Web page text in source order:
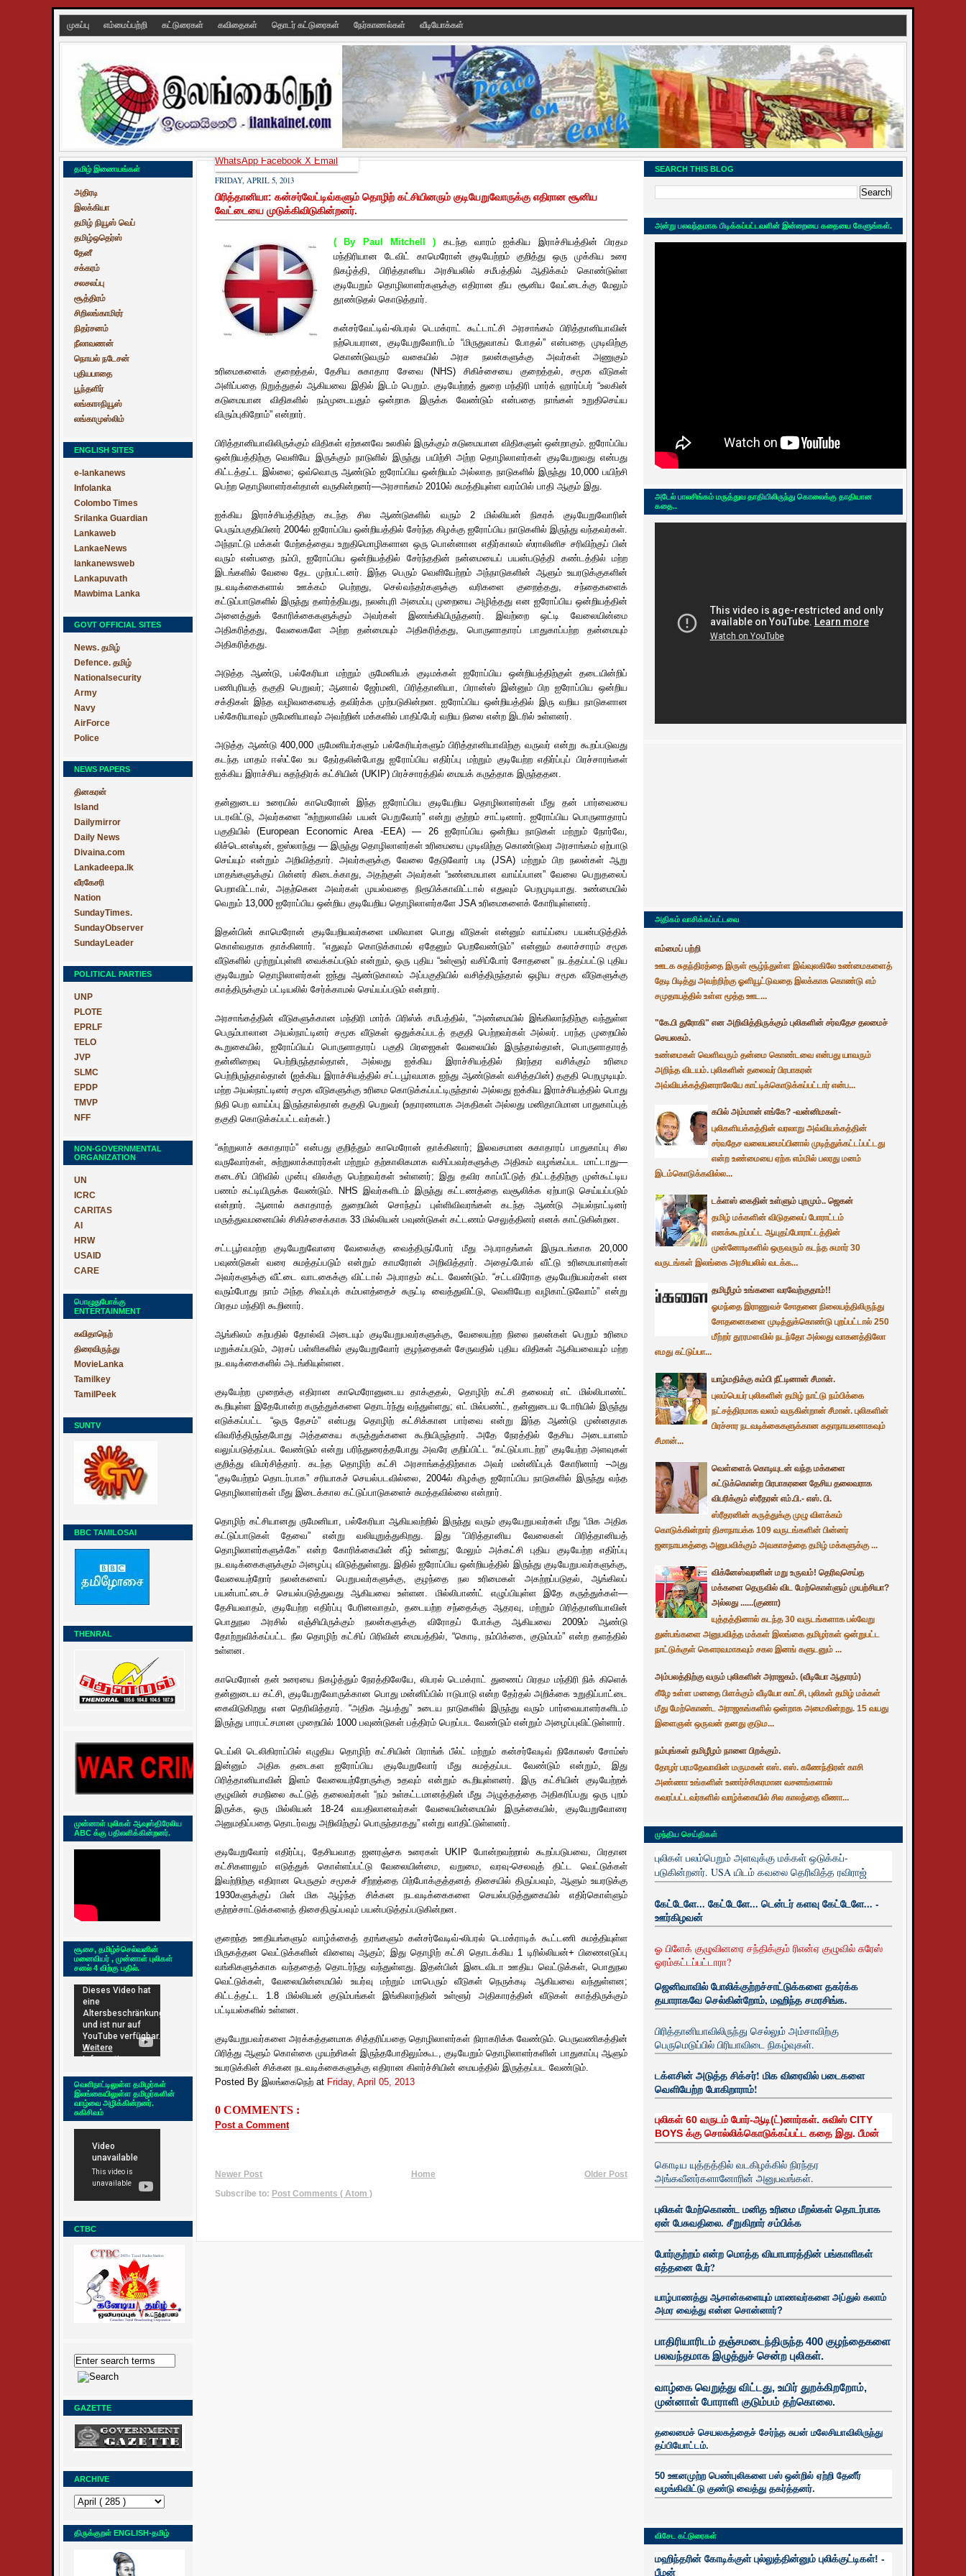
முகப்பு எம்மைப்பற்றி கட்டுரைகள் கவிதைகள் தொடர் கட்டுரைகள் நேர்காணல்கள் வீடியோக்கள்
தமிழ் இணையங்கள்
அதிரடி
இலக்கியா
தமிழ் நியூஸ் வெப்
தமிழ்ஒதெர்ஸ்
தேனீ
சக்கரம்
சலசலப்பு
சூத்திரம்
சிறிலங்காமிரர்
நிதர்சனம்
நீலாவணன்
நொயல் நடேசன்
புதியபாதை
பூந்தளிர்
லங்காஈநியூஸ்
லங்காமுஸ்லிம்
ENGLISH SITES
e-lankanews
Infolanka
Colombo Times
Srilanka Guardian
Lankaweb
LankaeNews
lankanewsweb
Lankapuvath
Mawbima Lanka
GOVT OFFICIAL SITES
News. தமிழ்
Defence. தமிழ்
Nationalsecurity
Army
Navy
AirForce
Police
NEWS PAPERS
தினகரன்
Island
Dailymirror
Daily News
Divaina.com
Lankadeepa.lk
வீரகேசரி
Nation
SundayTimes.
SundayObserver
SundayLeader
POLITICAL PARTIES
UNP
PLOTE
EPRLF
TELO
JVP
SLMC
EPDP
TMVP
NFF
NON-GOVERNMENTAL
ORGANIZATION
UN
ICRC
CARITAS
AI
HRW
USAID
CARE
பொழுதுபோக்கு
ENTERTAINMENT
கவிதாநெற்
திரைவிருந்து
MovieLanka
Tamilkey
TamilPeek
SUNTV
BBC TAMILOSAI
THENRAL
முன்னாள் புலிகள் ஆவுஸ்திரேலிய
ABC க்கு பதிலளிக்கின்றனர்.
சூசை, தமிழ்ச்செல்வனின்
மனைவியர் , முன்னாள் புலிகள்
சனல் 4 விற்கு பதில்.
வெளிநாட்டிலுள்ள தமிழர்கள்
இலங்கையிலுள்ள தமிழர்களின்
வாழ்வை அழிக்கின்றனர்.
சுகிசிவம்
CTBC
GAZETTE
ARCHIVE
திருக்குறள் ENGLISH-தமிழ்
FRIDAY, APRIL 5, 2013
பிரித்தானியா: கன்சர்வேட்டிவ்களும் தொழிற் கட்சியினரும் குடியேறுவோருக்கு எதிரான சூனிய
வேட்டையை முடுக்கிவிடுகின்றனர்.
( By Paul Mitchell ) கடந்த வாரம் ஐக்கிய இராச்சியத்தின் பிரதம
மந்திரியான டேவிட் காமெரோன் குடியேற்றம் குறித்து ஒரு முக்கிய உரை
நிகழ்த்தி, பிரித்தானிய அரசியலில் சமீபத்தில் ஆதிக்கம் கொண்டுள்ள
குடியேறும் தொழிலாளர்களுக்கு எதிரான தீய சூனிய வேட்டைக்கு மேலும்
தூண்டுதல் கொடுத்தார்.
கன்சர்வேட்டிவ்-லிபரல் டெமக்ராட் கூட்டாட்சி அரசாங்கம் பிரித்தானியாவின்
நற்பெயரான, குடியேறுவோரிடம் “மிருதுவாகப் போதல்” என்பதை முடிவிற்கு
கொண்டுவரும் வகையில் அரச நலன்களுக்கு அவர்கள் அணுகும்
உரிமைகளைக் குறைத்தல், தேசிய சுகாதார சேவை (NHS) சிகிச்சையை குறைத்தல், சமூக வீடுகள்
அளிப்பதை நிறுத்துதல் ஆகியவை இதில் இடம் பெறும். குடியேற்றத் துறை மந்திரி மார்க் ஹார்ப்பர் “உலகின்
கடுமையான விதிகளில் நம்முடையதும் ஒன்றாக இருக்க வேண்டும் என்பதை நாங்கள் உறுதிசெய்ய
விரும்புகிறோம்” என்றார்.
பிரித்தானியாவிலிருக்கும் விதிகள் ஏற்கனவே உலகில் இருக்கும் கடுமையான விதிகளுள் ஒன்றாகும். ஐரோப்பிய
ஒன்றியத்திற்கு வெளியே இருக்கும் நாடுளில் இருந்து பயிற்சி அற்ற தொழிலாளர்கள் குடியேறுவது என்பது
கிட்டத்தட்ட இல்லை; ஒவ்வொரு ஆண்டும் ஐரோப்பிய ஒன்றியம் அல்லாத நாடுகளில் இருந்து 10,000 பயிற்சி
பெற்ற தொழிலாளர்கள்தான் வருகின்றனர்—அரசாங்கம் 2010ல் சுமத்தியுள்ள வரம்பில் பாதி ஆகும் இது.
ஐக்கிய இராச்சியத்திற்கு கடந்த சில ஆண்டுகளில் வரும் 2 மில்லியன் நிகரக் குடியேறுவோரின்
பெரும்பகுதியினர் 2004ல் ஐரோப்பிய ஒன்றியத்தில் சேர்ந்த கிழக்கு ஐரோப்பிய நாடுகளில் இருந்து வந்தவர்கள்.
அந்நாட்டு மக்கள் மேற்கத்தைய உறுதிமொழிகளான ஒரு பொன்னான எதிர்காலம் ஸ்ராலினிச சரிவிற்குப் பின்
வரும் என்பதை நம்பி, ஐரோப்பிய ஒன்றியத்தில் சேர்ந்ததின் நன்மையைப் பயன்படுத்தி கண்டத்தில் மற்ற
இடங்களில் வேலை தேட முற்பட்டனர். இந்த பெரும் வெளியேற்றம் அந்நாடுகளின் ஆளும் உயரடுக்குகளின்
நடவடிக்கைகளால் ஊக்கம் பெற்றது, செல்வந்தர்களுக்கு வரிகளை குறைத்தது, சந்தைகளைக்
கட்டுப்பாடுகளில் இருந்து தளர்த்தியது, நலன்புரி அமைப்பு முறையை அழித்தது என ஐரோப்பிய ஒன்றியத்தின்
அனைத்துக் கோரிக்கைகளுக்கும் அவர்கள் இணங்கியிருந்தனர். இவற்றை ஒட்டி வேலையின்மை
அதிகரித்தது, வேலைகளே அற்ற தன்மையும் அதிகரித்தது, பொருளாதாரப் பாதுகாப்பற்ற தன்மையும்
அதிகரித்தது.
அடுத்த ஆண்டு, பல்கேரியா மற்றும் ருமேனியக் குடிமக்கள் ஐரோப்பிய ஒன்றியத்திற்குள் தடையின்றிப்
பணிபுரியத் தகுதி பெறுவர்; ஆனால் ஜேர்மனி, பிரித்தானியா, பிரான்ஸ் இன்னும் பிற ஐரோப்பிய ஒன்றிய
சக்திகள் இந்த வழிவகையைத் தவிர்க்க முற்படுகின்றன. ஐரோப்பிய ஒன்றியத்தில் இரு வறிய நாடுகளான
பல்கேரியாவும் ருமேனியாவும் அவற்றின் மக்களில் பாதிப்பேர் வறிய நிலை என்ற இடரில் உள்ளனர்.
அடுத்த ஆண்டு 400,000 ருமேனியர்களும் பல்கேரியர்களும் பிரித்தானியாவிற்கு வருவர் என்று கூறப்படுவது
கடந்த மாதம் ஈஸ்ட்லே உப தேர்தலின்போது ஐரோப்பிய எதிர்ப்பு மற்றும் குடியேற்ற எதிர்ப்புப் பிரச்சாரங்கள்
ஐக்கிய இராச்சிய சுதந்திரக் கட்சியின் (UKIP) பிரச்சாரத்தில் மையக் கருத்தாக இருந்ததன.
தன்னுடைய உரையில் காமெரோன் இந்த ஐரோப்பிய குடியேறிய தொழிலாளர்கள் மீது தன் பார்வையை
படரவிட்டு, அவர்களை “சுற்றுலாவில் பயன் பெறுவோர்” என்று குற்றம் சாட்டினார். ஐரோப்பிய பொருளாதாரப்
பகுதியில் (European Economic Area -EEA) — 26 ஐரோப்பிய ஒன்றிய நாடுகள் மற்றும் நோர்வே,
லிச்டெனஸ்டின், ஐஸ்லாந்து — இருந்து தொழிலாளர்கள் உரிமையை முடிவிற்கு கொண்டுவர அரசாங்கம் ஏற்பாடு
செய்யும் என்றும் அறிவித்தார். அவர்களுக்கு வேலை தேடுவோர் படி (JSA) மற்றும் பிற நலன்கள் ஆறு
மாதங்களுக்குப் பின்னர் கிடைக்காது, அதற்குள் அவர்கள் “உண்மையான வாய்ப்பான” வேலை பெறுதலைப்
பெறாவிட்டால், அதற்கென அவர்கள் முயல்வதை நிரூபிக்காவிட்டால் எதுவும் பெறமுடியாது. உண்மையில்
வெறும் 13,000 ஐரோப்பிய ஒன்றிய குடியேறிய தொழிலாளர்களே JSA உரிமைகளைக் கோரியுள்ளனர்.
இதன்பின் காமெரோன் குடியேறியவர்களை மலிவான பொது வீடுகள் என்னும் வாய்ப்பை பயன்படுத்திக்
கொள்வதாக தாக்கினார். “எதுவும் கொடுக்காமல் ஏதேனும் பெறவேண்டும்” என்னும் கலாச்சாரம் சமூக
வீடுகளில் முற்றுப்புள்ளி வைக்கப்படும் என்றும், ஒரு புதிய “உள்ளூர் வசிப்போர் சோதனை” நடத்தப்பட்டு புதிய
குடியேறும் தொழிலாளர்கள் ஐந்து ஆண்டுகாலம் அப்பகுதியில் வசித்திருந்தால் ஒழிய சமூக வீடுகளுக்கு
காத்திருக்கும் பட்டியலில் சேர்க்காமல் செய்யப்படும் என்றார்.
அரசாங்கத்தின் வீடுகளுக்கான மந்திரி மார்க் பிரிஸ்க் சமீபத்தில், “அண்மையில் இங்கிலாந்திற்கு வந்துள்ள
பெரும்பாலான அயல்நாட்டினர் சமூக வீடுகள் ஒதுக்கப்படத் தகுதி பெற்றவர்கள் அல்லர். பரந்த முறையில்
கூறுகையில், ஐரோப்பியப் பொருளாதாரப் பகுதி பிரஜைகள் வேலையில் இருந்தால்தான், பொருளாதாரத்
தன்னிறைவு பெற்றிருந்தால்தான், அல்லது ஐக்கிய இராச்சியத்தில் நிரந்தர வசிக்கும் உரிமை
பெற்றிருந்தால்தான் (ஐக்கிய இராச்சியத்தில் சட்டபூர்வமாக ஐந்து ஆண்டுகள் வசித்தபின்) தகுதி பெறமுடியும்.
மற்ற அயல்நாட்டினர் சமூக வீடுகளுக்கு உரிமை கொடுக்கப்பட்டிருந்தால் அல்லது ஐக்கிய இராச்சியத்தில் பொது
நிதி பெற வாய்ப்பு இருந்தால்தான் தகுதி பெறுவர் (உதாரணமாக அகதிகள் அல்லது மனிதாபிமான பாதுகாப்புத்
தகுதி கொடுக்கப்பட்டவர்கள்.)
“சுற்றுலாச் சுகாதாரம்” என்பது குறித்தும் காமெரோன் தாக்கினார்; இலவசமான சுகாதாரப் பாதுகாப்பு சில
வருவோர்கள், சுற்றுலாக்காரர்கள் மற்றும் தற்காலிகமாக வசிப்பவர்களுக்கு அதிகம் வழங்கப்பட மாட்டாது—
கடைசிப் பிரிவில் முன்பு விலக்கு பெற்றவர்கள் உள்ளனர்; இது தவிர காப்பீட்டுத் திட்டத்திற்கு முன்கூட்டிய
பணம் கட்டியிருக்க வேண்டும். NHS இவர்களிடம் இருந்து கட்டணத்தை வசூலிக்க ஏற்பாடு செய்யப்படும்
என்றார். ஆனால் சுகாதாரத் துறையின் சொந்தப் புள்ளிவிவரங்கள் கடந்த ஆண்டு அயல்நாட்டினர்
மருத்துவமனையில் சிகிச்சைக்காக 33 மில்லியன் பவுண்டுகள் கட்டணம் செலுத்தினர் எனக் காட்டுகின்றன.
சட்டபூர்வமற்ற குடியேறுவோரை வேலைக்கு வைத்திருப்போர் மீது அபராதங்கள் இருமடங்காக 20,000
பவுண்டுகள் வரை சுமத்தப்படும் என்றும் காமரோன் அறிவித்தார். அதைப்போல் வீட்டு உரிமையாளர்கள்
அவர்களுக்கு வீட்டை வாடகைக்கு விட்டால் அபராதம் கட்ட வேண்டும். “சட்டவிரோத குடியேறியவர்கள் என
வரும்போது நாம் அந்த சிவப்புக் கம்பளத்தைச் சுருட்டி வைத்துவிட்டு, வெளியேற வழிகாட்டுவோம்” என்று
பிரதம மந்திரி கூறினார்.
ஆங்கிலம் கற்பதில் தோல்வி அடையும் குடியேறுபவர்களுக்கு, வேலையற்ற நிலை நலன்கள் பெறும் உரிமை
மறுக்கப்படும், அரசப் பள்ளிகளில் குடியேறுவோர் குழந்தைகள் சேருவதில் புதிய விதிகள் ஆகியவையும் மற்ற
நடவடிக்கைகளில் அடங்கியுள்ளன.
குடியேற்ற முறைக்கு எதிரான காமெரோனுடைய தாக்குதல், தொழிற் கட்சி தலைவர் எட் மில்லிபாண்ட்
கூறியுள்ள இதேபோன்ற கருத்துக்களை தொடர்ந்து வந்துள்ளது; எட் மில்பண்ட், தன்னுடைய டோரியில் இருந்து
எடுக்கப்பட்ட “ஒரு தேசம்” என்பது தொழிற் கட்சிக்கான பார்வை என்று இந்த ஆண்டு முன்னதாக
விவரித்திருந்தபோது அத்தகைய கருத்துக்களை கூறியிருந்தார். அதே நேரத்தில் தேசிய அடையாளம்
வலுப்படுத்தப்பட வேண்டும் என்று பரிந்துரைத்தபோது அவரே குறிப்பிட்ட “கட்டுப்பாடற்ற” குடியேற்ற அளவுகள்
குறித்து விமர்சித்தார். கடந்த தொழிற் கட்சி அரசாங்கத்திற்காக அவர் மன்னிப்புக் கோரினார் –அது
“குடியேற்றம் தொடர்பாக” சரியாகச் செயல்படவில்லை, 2004ல் கிழக்கு ஐரோப்பிய நாடுகளில் இருந்து வந்த
தொழிலாளர்கள் மீது இடைக்கால கட்டுப்பாடுகளைச் சுமத்தவில்லை என்றார்.
தொழிற் கட்சியானது ருமேனியா, பல்கேரியா ஆகியவற்றில் இருந்து வரும் குடியேறுபவர்கள் மீது “மிக அதிக
கட்டுப்பாடுகள் தேவை” என்று வலியுறுத்துகிறது. இது “பிரித்தானிய வேலைகள் பிரித்தானியத்
தொழிலாளர்களுக்கே” என்ற கோரிக்கையின் கீழ் உள்ளது; மேலும் அக்கட்சி புதிய குடியேற்ற எதிர்ப்பு
நடவடிக்கைகளுக்கும் அழைப்பு விடுத்துள்ளது. இதில் ஐரோப்பிய ஒன்றியத்தில் இருந்து குடியேறுபவர்களுக்கு,
வேலையற்றோர் நலன்களைப் பெறுபவர்களுக்கு, குழந்தை நல உரிமைகள் அகற்றப்படுதல், ஆங்கிலப்
பயன்பாட்டைச் செயல்படுத்துவது ஆகியவை உள்ளன. மில்லிபாண்ட் எழுப்பியுள்ள இதே கருத்துக்கள்—
தேசியவாதம், குடியேற்ற எதிர்ப்பு பேரினவாதம், தடையற்ற சந்தைக்கு ஆதரவு, மற்றும் பிரித்தானியாவின்
பொதுநல அரசில் எஞ்சியிருக்கும் நலன்களுக்கு விரோதப் போக்கு ஆகியவை 2009ம் ஆண்டு
தோற்றுவிக்கப்பட்ட நீல தொழிற் கட்சிப் பிரிவின் மையத்தில், “கொடி, நம்பிக்கை, குடும்பம்” என்ற தளத்தில்
உள்ளன.
காமெரோன் தன் உரையை நிகழ்த்தும் நேரத்திலேயே, லிபரல் டெமக்ராட் துணைப் பிரதம மந்திரி நிக் கிளெக்
தன்னுடைய கட்சி, குடியேறுவோருக்கான பொது மன்னிப்பில் ஈடுபாடு என்ற தேர்தல் அறிக்கை உறுதிப்பாட்டை
கைவிடுகிறது என தெரிவித்தார். “அதிக ஆபத்து” உடைய நாடுகளில் இருந்து வரும் பார்வையாளர்களிடம்
இருந்து பாரபட்சமான முறையில் 1000 பவுண்டுகள் பத்திரம் பெறப்பட வேண்டும் என்றும் அழைப்புவிட்டுள்ளார்.
டெய்லி டெலிகிராப்பில் எழுதிய தொழிற் கட்சியின் பிராங்க் பீல்ட் மற்றும் கன்சர்வேடிவ் நிகோலஸ் சோம்ஸ்
இன்னும் அதிக தடைகள ஐரோப்பிய குடியேறுவோர் மீது சுமத்தப்பட வேண்டும் என்றும், இது
பிரித்தானியாவின் இளம் வேலையற்றோருக்கு உதவும் என்றும் கூறியுள்ளனர். இரு கட்சியின் குடியேற்றக்
குழுவின் சமநிலை கூட்டுத் தலைவர்கள் “நம் உள்கட்டமானத்தின் மீது அழுத்தத்தை அதிகரிப்பது ஒரு புறம்
இருக்க, ஒரு மில்லியன் 18-24 வயதிலானவர்கள் வேலையின்மையில் இருக்கையில், குடியேறுவோரை
அனுமதிப்பதை தொடர்வது அறிவிற்குப் பொருந்தாதது” என்று வாதிட்டுள்ளனர்.
குடியேறுவோர் எதிர்ப்பு, தேசியவாத ஜனரஞ்சக உரைகள் UKIP போன்றவற்றால் கூறப்படுபவை, பிரதான
கட்சிகளாலும் எடுத்துக் கொள்ளப்பட்டு வேலையின்மை, வறுமை, வரவு-செலவுத் திட்ட வெட்டுக்கள்
இவற்றிற்கு எதிரான பெருகும் சமூகச் சீற்றத்தை பிற்போக்குத்தனத் திசையில் திருப்பவும், ஆளும் உயரடுக்கு
1930களுக்குப் பின் மிக ஆழ்ந்த சிக்கன நடவடிக்கைகளை செயல்படுத்துகையில் எதிர்கொள்ளும்
குற்றச்சாட்டுக்களைத் திசைதிருப்பவும் பயன்படுத்தப்படுகின்றன.
குறைந்த ஊதியங்களும் வாழ்க்கைத் தரங்களும் கன்சர்வேடிவ்-லிபரல் டெமக்ராடிக் கூட்டணி சுமத்தியுள்ள
மிருகத்தன வெட்டுக்களின் விளைவு ஆகும்; இது தொழிற் கட்சி தொடக்கிய 1 டிரில்லியன்+ பிணைஎடுப்பு
வங்கிகளுக்காக வந்ததைத் தொடர்ந்து வந்துள்ளது. இதன்பின் இடைவிடா ஊதிய வெட்டுக்கள், பொதுநல
வெட்டுக்கள், வேலையின்மையில் உயர்வு மற்றும் மாபெரும் வீடுகள் நெருக்கடி ஆகியவை வந்துள்ளன;
கிட்டத்தட்ட 1.8 மில்லியன் குடும்பங்கள் இங்கிலாந்தின் உள்ளூர் அதிகாரத்தின் வீடுகள் காத்திருக்கும்
பட்டியல்களில் உள்ளன.
குடியேறுபவர்களை அரக்கத்தனமாக சித்தரிப்பதை தொழிலாளர்கள் நிராகரிக்க வேண்டும். பெருவணிகத்தின்
பிரித்து ஆளும் கொள்கை முயற்சிகள் இருந்தபோதிலும்கூட, குடியேறும் தொழிலாளர்களின் பாதுகாப்பு ஆளும்
உயரடுக்கின் சிக்கன நடவடிக்கைகளுக்கு எதிரான கிளர்ச்சியின் மையத்தில் இருத்தப்பட வேண்டும்.
Posted By இலங்கைநெற் at Friday, April 05, 2013
0 COMMENTS :
Post a Comment
Newer Post Older Post
Home
Subscribe to: Post Comments ( Atom )
WhatsAppFacebookXEmail
SEARCH THIS BLOG
அன்று பலவந்தமாக பிடிக்கப்பட்டவளின் இன்றையை கதையை கேளுங்கள்.
அடேல் பாலசிங்கம் மருத்துவ தாதியிலிருந்து கொலைக்கு தாதியான
கதை..
அதிகம் வாசிக்கப்பட்டவை
எம்மைப் பற்றி
ஊடக சுதந்திரத்தை இருள் சூழ்ந்துள்ள இவ்வுலகிலே உண்மைகளைத்
தேடி பிடித்து அவற்றிற்கு ஓளியூட்டுவதை இலக்காக கொண்டு எம்
சமுதாயத்தில் உள்ள மூத்த ஊட...
"கே.பி துரோகி" என அறிவித்திருக்கும் புலிகளின் சர்வதேச தலமைச்
செயலகம்.
உண்மைகள் வெளிவரும் தன்மை கொண்டவை என்பது யாவரும்
அறிந்த விடயம். புலிகளின் தலைவர் பிரபாகரன்
அவ்வியக்கத்தினராலேயே காட்டிக்கொடுக்கப்பட்டார் என்ப...
கபில் அம்மான் எங்கே? -வன்னிமகள்-
புலிகளியக்கத்தின் வரலாறு அவ்வியக்கத்தின்
சர்வதேச வலையமைப்பினால் முடித்துக்கட்டப்பட்டது
என்ற உண்மையை ஏற்க எம்மில் பலரது மனம்
இடம்கொடுக்கவில்ல...
டக்ளஸ் கைதின் உள்ளும் புறமும்.. ஜெகன்
தமிழ் மக்களின் விடுதலைப் போராட்டம்
எனக்கூறப்பட்ட ஆயுதப்போராட்டத்தின்
முன்னோடிகளில் ஒருவரும் கடந்த சுமார் 30
வருடங்கள் இலங்கை அரசியலில் வடக்க...
தமிழீழம் உங்களை வரவேற்குதாம்!!
ஓமந்தை இராணுவச் சோதனை நிலையத்திலிருந்து
சோதனைகளை முடித்துக்கொண்டு புறப்பட்டால் 250
மீற்றர் தூரமளவில் நடந்தோ அல்லது வாகனத்திலோ
எமது கட்டுப்பா...
யாழ்மதிக்கு கம்பி நீட்டினான் சீமான்.
புலம்பெயர் புலிகளின் தமிழ் நாட்டு நம்பிக்கை
நட்சத்திரமாக வலம் வருகின்றான் சீமான். புலிகளின்
பிரச்சார நடவடிக்கைகளுக்கான கதாநாயகனாகவும்
சீமான்...
வெள்ளைக் கொடியுடன் வந்த மக்களை
சுட்டுக்கொன்ற பிரபாகரனை தேசிய தலைவராக
விபரிக்கும் ஸ்ரீதரன் எம்.பி.- எஸ். பி.
ஸ்ரீதரனின் கருத்துக்கு முழு விளக்கம்
கொடுக்கின்றார் திசாநாயக்க 109 வருடங்களின் பின்னர்
ஜனநாயகத்தை அனுபவிக்கும் அவகாசத்தை தமிழ் மக்களுக்கு ...
விக்னேஸ்வரனின் மறு உருவம்! தெரிவுசெய்த
மக்களை தெருவில் விட மேற்கொள்ளும் முயற்சியா?
அல்லது ......(குணா)
யுத்தத்தினால் கடந்த 30 வருடங்களாக பல்வேறு
துன்பங்களை அனுபவித்த மக்கள் இலங்கை தமிழர்கள் ஒன்றுபட்ட
நாட்டுக்குள் கௌரவமாகவும் சகல இனங் களுடனும் ...
அம்பலத்திற்கு வரும் புலிகளின் அராஜகம். (வீடியோ ஆதாரம்)
கீழே உள்ள மனதை பிளக்கும் வீடியோ காட்சி, புலிகள் தமிழ் மக்கள்
மீது மேற்கொண்ட அராஜகங்களில் ஒன்றாக அமைகின்றது. 15 வயது
இளைஞன் ஒருவன் தனது குடும...
நம்புங்கள் தமிழீழம் நாளை பிறக்கும்.
தோழர் பரமதேவாவின் மருமகன் எஸ். எஸ். கணேந்திரன் காசி
அண்ணா உங்களின் உணர்ச்சிகரமான வசனங்களால்
கவரப்பட்டவர்களில் வாழ்க்கையில் சில காலத்தை வீணா...
முந்திய செய்திகள்
புலிகள் பலம்பெறும் அளவுக்கு மக்கள் ஒடுக்கப்-
படுகின்றனர். USA யிடம் கவலை தெரிவித்த ரவிராஜ்
கேட்டேளே... கேட்டேளே... டென்டர் களவு கேட்டேளே... -
ஊர்கிழவன்
ஓ பிளேக் குழுவினரை சந்திக்கும் ரிஎன்ஏ குழுவில் சுரேஸ்
ஓரம்கட்டப்பட்டாரா?
ஜெனிவாவில் போலிக்குற்றச்சாட்டுக்களை தகர்க்க
தயாராகவே செல்கின்றோம், மஹிந்த சமரசிங்க.
பிரித்தானியாவிலிருந்து செல்லும் அம்சாவிற்கு
பெருமெடுப்பில் பிரியாவிடை நிகழ்வுகள்.
டக்ளசின் அடுத்த சிக்சர்! மிக விரைவில் படைகளை
வெளியேற்ற போகிறாராம்!
புலிகள் 60 வருடம் போர்-ஆடி(ட்)னார்கள். சுவிஸ் CITY
BOYS க்கு சொல்லிக்கொடுக்கப்பட்ட கதை இது. பீமன்
கொடிய யுத்தத்தில் வடகிழக்கில் நிரந்தர
அங்கவீனர்களானோரின் அனுபவங்கள்.
புலிகள் மேற்கொண்ட மனித உரிமை மீறல்கள் தொடர்பாக
ஏன் பேசுவதிலை. சீறுகிறார் சம்பிக்க
போர்குற்றம் என்ற மொத்த வியாபாரத்தின் பங்காளிகள்
எத்தனை பேர்?
யாழ்பாணத்து ஆசான்களையும் மாணவர்களை அப்துல் கலாம்
அமர வைத்து என்ன சொன்னார்?
பாதிரியாரிடம் தஞ்சமடைந்திருந்த 400 குழந்தைகளை
பலவந்தமாக இழுத்துச் சென்ற புலிகள்.
வாழ்கை வெறுத்து விட்டது, உயிர் துறக்கிறறோம்,
முன்னாள் போராளி குடும்பம் தற்கொலை.
தலைமைச் செயலகத்தைச் சேர்ந்த சுபன் மலேசியாவிலிருந்து
தப்பியோட்டம்.
50 ஊனமுற்ற பெண்புலிகளை பஸ் ஒன்றில் ஏற்றி தேனீர்
வழங்கிவிட்டு குண்டு வைத்து தகர்த்தனர்.
விசேட கட்டுரைகள்
மஹிந்தரின் கோடிக்குள் புல்லுத்தின்னும் புலிக்குட்டிகள்! -
பீமன்